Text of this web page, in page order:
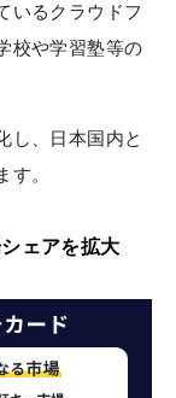
いるクラウドフ
校や学習塾等の
し、日本国内と
。
ェアを拡大